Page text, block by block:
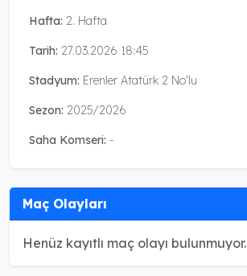
Hafta: 2. Hafta
Tarih: 27.03.2026 18:45
Stadyum: Erenler Atatürk 2 No'lu
Sezon: 2025/2026
Saha Komseri: -
Maç Olayları
Henüz kayıtlı maç olayı bulunmuyor.